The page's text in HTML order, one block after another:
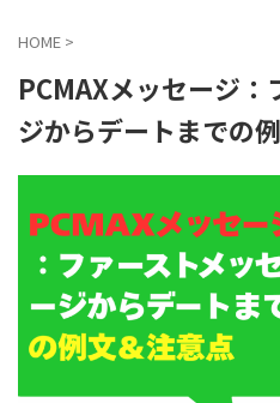
HOME >
PCMAXメッセージ：
ジからデートまでの